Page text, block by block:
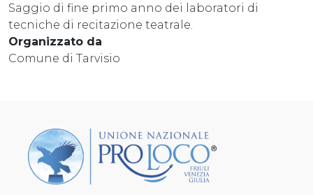
Saggio di fine primo anno dei laboratori di
tecniche di recitazione teatrale.
Organizzato da
Comune di Tarvisio